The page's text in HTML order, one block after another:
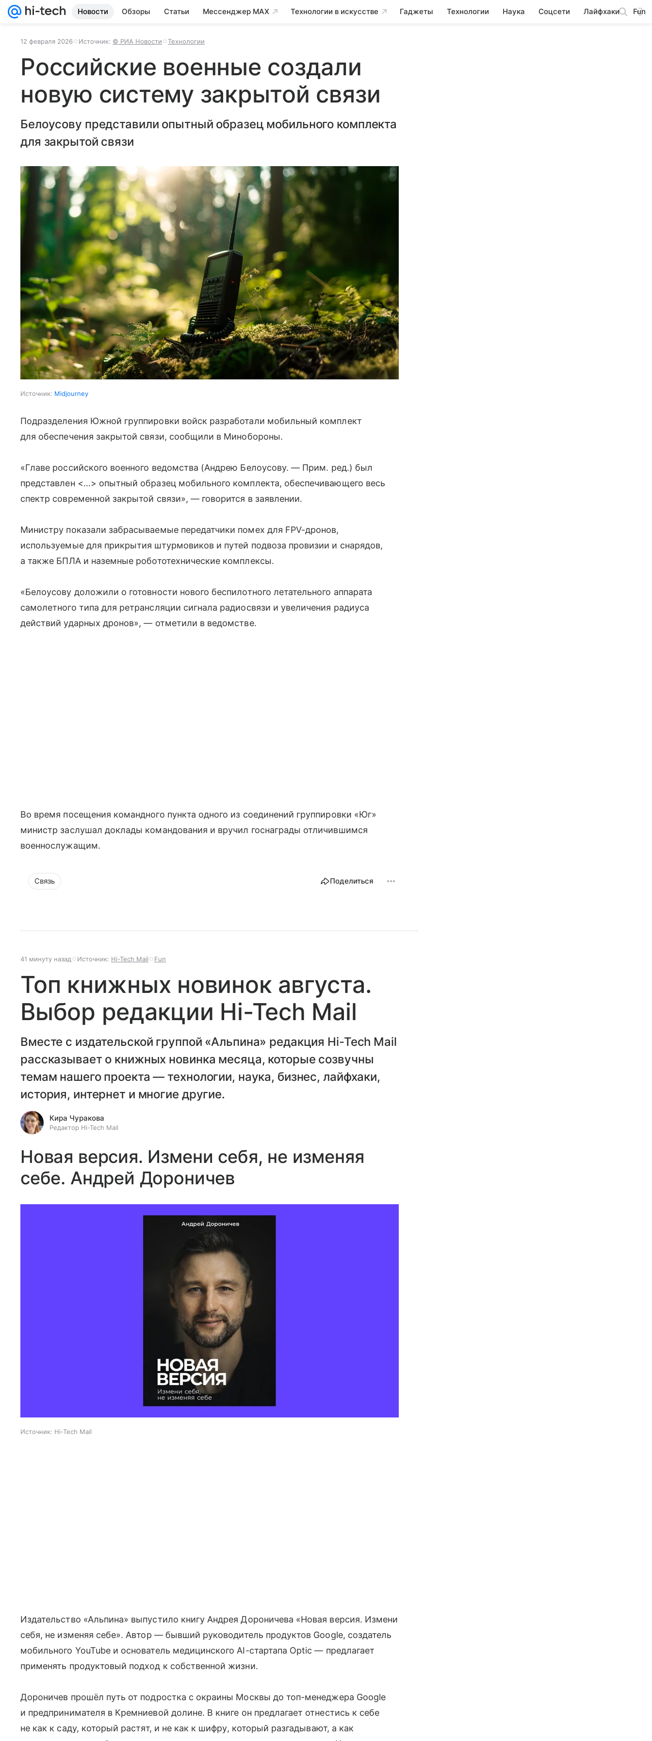
Новости Обзоры Статьи Мессенджер MAX Технологии в искусстве Гаджеты Технологии Наука Соцсети Лайфхаки Fun
12 февраля 2026 Источник: © РИА Новости Технологии
Российские военные создали
новую систему закрытой связи
Белоусову представили опытный образец мобильного комплекта
для закрытой связи
Источник: Midjourney
Подразделения Южной группировки войск разработали мобильный комплект
для обеспечения закрытой связи, сообщили в Минобороны.
«Главе российского военного ведомства (Андрею Белоусову. — Прим. ред.) был
представлен <…> опытный образец мобильного комплекта, обеспечивающего весь
спектр современной закрытой связи», — говорится в заявлении.
Министру показали забрасываемые передатчики помех для FPV-дронов,
используемые для прикрытия штурмовиков и путей подвоза провизии и снарядов,
а также БПЛА и наземные робототехнические комплексы.
«Белоусову доложили о готовности нового беспилотного летательного аппарата
самолетного типа для ретрансляции сигнала радиосвязи и увеличения радиуса
действий ударных дронов», — отметили в ведомстве.
Во время посещения командного пункта одного из соединений группировки «Юг»
министр заслушал доклады командования и вручил госнаграды отличившимся
военнослужащим.
Связь Поделиться
41 минуту назад Источник: Hi-Tech Mail Fun
Топ книжных новинок августа.
Выбор редакции Hi-Tech Mail
Вместе с издательской группой «Альпина» редакция Hi-Tech Mail
рассказывает о книжных новинка месяца, которые созвучны
темам нашего проекта — технологии, наука, бизнес, лайфхаки,
история, интернет и многие другие.
Кира Чуракова
Редактор Hi-Tech Mail
Новая версия. Измени себя, не изменяя
себе. Андрей Дороничев
Источник: Hi-Tech Mail
Издательство «Альпина» выпустило книгу Андрея Дороничева «Новая версия. Измени
себя, не изменяя себе». Автор — бывший руководитель продуктов Google, создатель
мобильного YouTube и основатель медицинского AI-стартапа Optic — предлагает
применять продуктовый подход к собственной жизни.
Дороничев прошёл путь от подростка с окраины Москвы до топ-менеджера Google
и предпринимателя в Кремниевой долине. В книге он предлагает отнестись к себе
не как к саду, который растят, и не как к шифру, который разгадывают, а как